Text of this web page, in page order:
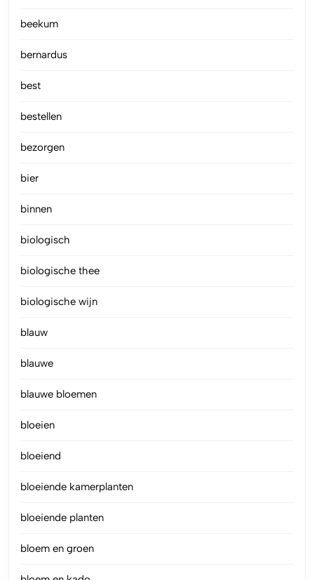
beekum
bernardus
best
bestellen
bezorgen
bier
binnen
biologisch
biologische thee
biologische wijn
blauw
blauwe
blauwe bloemen
bloeien
bloeiend
bloeiende kamerplanten
bloeiende planten
bloem en groen